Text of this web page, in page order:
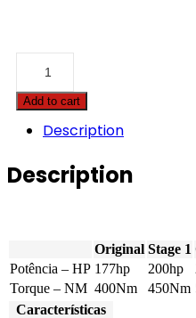
Grandland
X
177hp
quantity
Add to cart
Description
Description
Original Stage 1
Potência – HP 177hp 200hp
Torque – NM 400Nm 450Nm
Características